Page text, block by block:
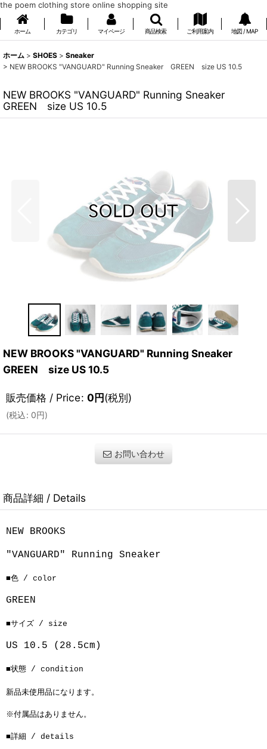
the poem clothing store online shopping site
ホーム カテゴリ マイページ 商品検索 ご利用案内 地図 / MAP
ホーム > SHOES > Sneaker
> NEW BROOKS "VANGUARD" Running Sneaker GREEN size US 10.5
NEW BROOKS "VANGUARD" Running Sneaker
GREEN size US 10.5
NEW BROOKS "VANGUARD" Running Sneaker
GREEN size US 10.5
販売価格 / Price: 0円(税別)
(税込: 0円)
お問い合わせ
商品詳細 / Details
NEW BROOKS
"VANGUARD" Running Sneaker
■色 / color
GREEN
■サイズ / size
US 10.5 (28.5cm)
■状態 / condition
新品未使用品になります。
※付属品はありません。
■詳細 / details